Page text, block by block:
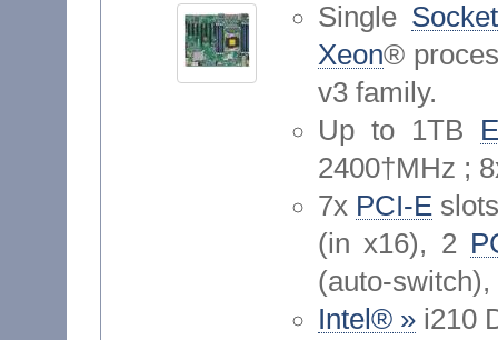
Single Socket
Xeon®
v3 family.
Up to 1TB
2400†MHz ;
7x PCI-E
(in x16), 2
(auto-
Intel® »i210